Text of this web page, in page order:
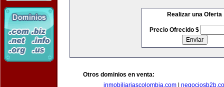
Realizar una Oferta
Precio Ofrecido $
Otros dominios en venta:
inmobiliariascolombia.com|